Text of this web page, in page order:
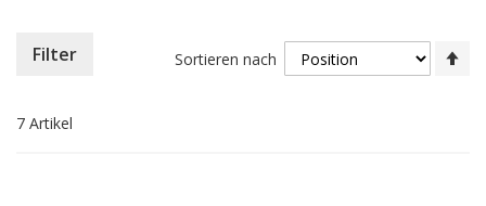
7 Artikel
Sortieren nach
Filter